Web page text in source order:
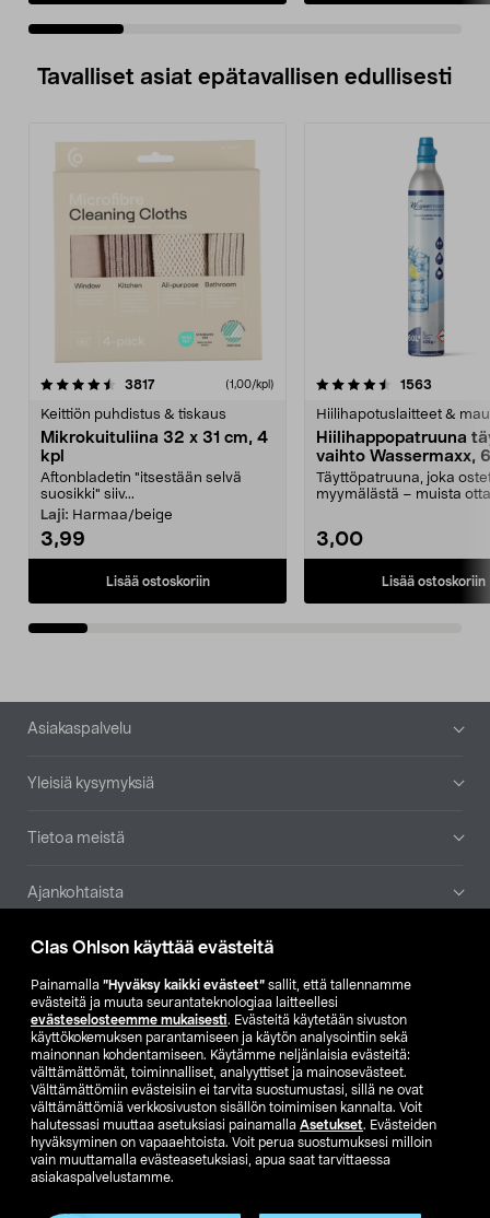
Clas Ohlson käyttää evästeitä
Painamalla ”Hyväksy kaikki evästeet” sallit, että tallennamme
evästeitä ja muuta seurantateknologiaa laitteellesi
evästeselosteemme mukaisesti. Evästeitä käytetään sivuston
käyttökokemuksen parantamiseen ja käytön analysointiin sekä
mainonnan kohdentamiseen. Käytämme neljänlaisia evästeitä:
välttämättömät, toiminnalliset, analyyttiset ja mainosevästeet.
Välttämättömiin evästeisiin ei tarvita suostumustasi, sillä ne ovat
välttämättömiä verkkosivuston sisällön toimimisen kannalta. Voit
halutessasi muuttaa asetuksiasi painamalla Asetukset. Evästeiden
hyväksyminen on vapaaehtoista. Voit perua suostumuksesi milloin
vain muuttamalla evästeasetuksiasi, apua saat tarvittaessa
asiakaspalvelustamme.
Tavalliset asiat epätavallisen edullisesti
3817arvostelut (1,00/kpl)
Keittiön puhdistus & tiskaus
Mikrokuituliina 32 x 31 cm, 4
kpl
Aftonbladetin "itsestään selvä
suosikki" siiv...
Laji: Harmaa/beige
3,99
Lisää ostoskoriin
4.5viidestä
1563
Hiilihapotuslaitteet &
Hiilihappopatruuna
vaihto Wassermaxx,
Täyttöpatruuna, joka
myymälästä – muista
3,00
Lisää ostoskoriin
4.5viidestä
Alatunniste
Asiakaspalvelu
Yleisiä kysymyksiä
Tietoa meistä
Ajankohtaista
Muut yrityksemme
Etsi myymälä
SE NO FI
FI SV